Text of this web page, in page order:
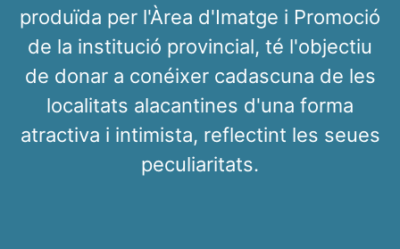
produïda per l'Àrea d'Imatge i Promoció
de la institució provincial, té l'objectiu
de donar a conéixer cadascuna de les
localitats alacantines d'una forma
atractiva i intimista, reflectint les seues
peculiaritats.